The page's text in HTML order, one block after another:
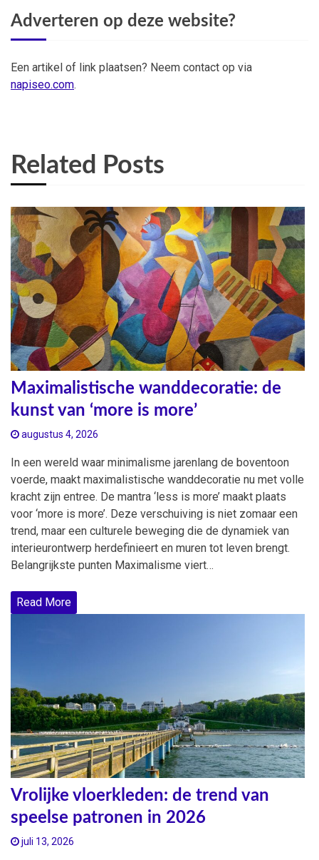
Adverteren op deze website?
Een artikel of link plaatsen? Neem contact op via
napiseo.com.
Related Posts
Maximalistische wanddecoratie: de
kunst van ‘more is more’
augustus 4, 2026
In een wereld waar minimalisme jarenlang de boventoon
voerde, maakt maximalistische wanddecoratie nu met volle
kracht zijn entree. De mantra ‘less is more’ maakt plaats
voor ‘more is more’. Deze verschuiving is niet zomaar een
trend, maar een culturele beweging die de dynamiek van
interieurontwerp herdefinieert en muren tot leven brengt.
Belangrijkste punten Maximalisme viert…
Read More
Vrolijke vloerkleden: de trend van
speelse patronen in 2026
juli 13, 2026